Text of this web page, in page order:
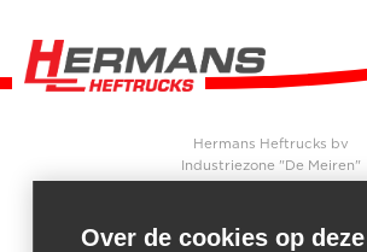
Over de cookies op deze
Hermans Heftrucks bv
Industriezone "De Meiren"
België